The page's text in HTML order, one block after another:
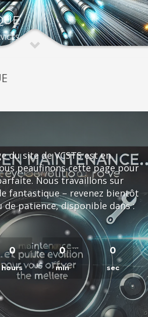
du site de VCSTS est en
peaufinons cette page pour
Nous travaillons sur
fantastique – revenez bientôt
de patience, disponible dans :
0
hours
0
min
0
sec